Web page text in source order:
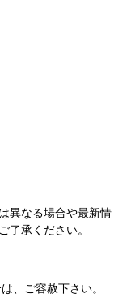
異なる場合や最新情
了承ください。
、ご容赦下さい。